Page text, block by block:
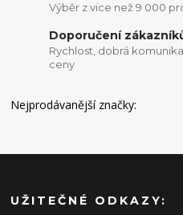
Výběr z vice než 9 000
Doporučení
Rychlost, dobrá
ceny
Nejprodávanější značky:
UŽITEČNÉ ODKAZY: